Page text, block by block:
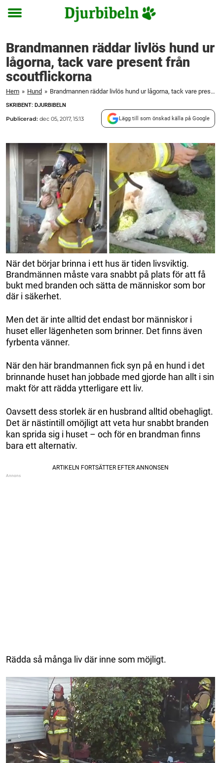
Toggle
Brandmannen räddar livlös hund ur
lågorna, tack vare present från
scoutflickorna
Hem » Hund » Brandmannen räddar livlös hund ur lågorna, tack vare present från scoutflickorna
SKRIBENT: DJURBIBELN
Publicerad: dec 05, 2017, 15:13 Lägg till som önskad källa på Google
När det börjar brinna i ett hus är tiden livsviktig.
Brandmännen måste vara snabbt på plats för att få
bukt med branden och sätta de människor som bor
där i säkerhet.
Men det är inte alltid det endast bor människor i
huset eller lägenheten som brinner. Det finns även
fyrbenta vänner.
När den här brandmannen fick syn på en hund i det
brinnande huset han jobbade med gjorde han allt i sin
makt för att rädda ytterligare ett liv.
Oavsett dess storlek är en husbrand alltid obehagligt.
Det är nästintill omöjligt att veta hur snabbt branden
kan sprida sig i huset – och för en brandman finns
bara ett alternativ.
Rädda så många liv där inne som möjligt.